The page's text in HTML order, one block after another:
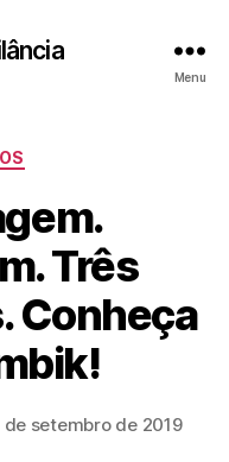
Menu
Três
Conheça
de setembro de 2019